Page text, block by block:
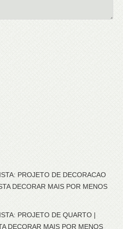
PROJETO DE DECORACAO
DECORAR MAIS POR MENOS
PROJETO DE QUARTO |
DECORAR MAIS POR MENOS